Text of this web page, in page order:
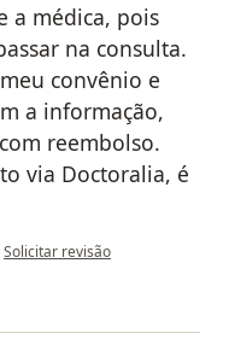
a médica, pois
na consulta.
convênio e
a informação,
reembolso.
via Doctoralia, é
na opinião do utilizador MFF
Solicitar revisão